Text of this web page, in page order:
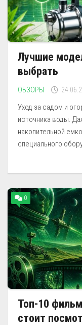
Лучшие
выбрать
ОБЗОРЫ
Уход за садом и
источника воды.
накопительной
специального
0
Топ-10
стоит